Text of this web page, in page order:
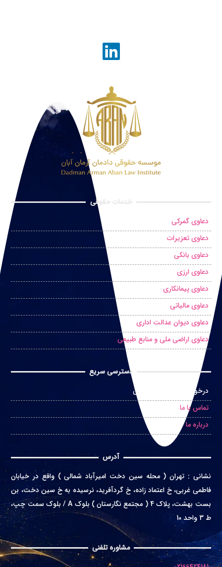
خدمات حقوقی
دعاوی گمرکی
دعاوی تعزیرات
دعاوی بانکی
دعاوی ارزی
دعاوی پیمانکاری
دعاوی مالیاتی
دعاوی دیوان عدالت اداری
دعاوی اراضی ملی و منابع طبیعی
دسترسی سریع
درخواست مشاوره حضوری
تماس با ما
درباره ما
آدرس
نشانی : تهران ( محله سین دخت امیرآباد شمالی ) واقع در خیابان
فاطمی غربی، خ اعتماد زاده، خ گردآفرید، نرسیده به خ سین دخت، بن
بست بهشت، پلاک 4 ( مجتمع نگارستان ) بلوک A / بلوک سمت چپ،
ط 3 واحد 10
مشاوره تلفنی